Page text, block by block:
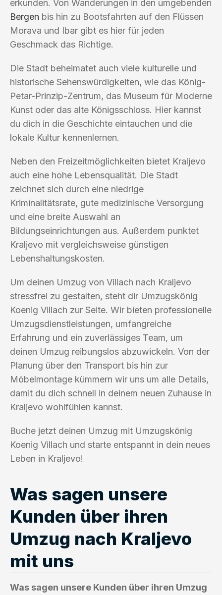
erkunden. Von Wanderungen in den umgebenden
Bergen bis hin zu Bootsfahrten auf den Flüssen
Morava und Ibar gibt es hier für jeden
Geschmack das Richtige.
Die Stadt beheimatet auch viele kulturelle und
historische Sehenswürdigkeiten, wie das König-
Petar-Prinzip-Zentrum, das Museum für Moderne
Kunst oder das alte Königsschloss. Hier kannst
du dich in die Geschichte eintauchen und die
lokale Kultur kennenlernen.
Neben den Freizeitmöglichkeiten bietet Kraljevo
auch eine hohe Lebensqualität. Die Stadt
zeichnet sich durch eine niedrige
Kriminalitätsrate, gute medizinische Versorgung
und eine breite Auswahl an
Bildungseinrichtungen aus. Außerdem punktet
Kraljevo mit vergleichsweise günstigen
Lebenshaltungskosten.
Um deinen Umzug von Villach nach Kraljevo
stressfrei zu gestalten, steht dir Umzugskönig
Koenig Villach zur Seite. Wir bieten professionelle
Umzugsdienstleistungen, umfangreiche
Erfahrung und ein zuverlässiges Team, um
deinen Umzug reibungslos abzuwickeln. Von der
Planung über den Transport bis hin zur
Möbelmontage kümmern wir uns um alle Details,
damit du dich schnell in deinem neuen Zuhause in
Kraljevo wohlfühlen kannst.
Buche jetzt deinen Umzug mit Umzugskönig
Koenig Villach und starte entspannt in dein neues
Leben in Kraljevo!
Was sagen unsere
Kunden über ihren
Umzug nach Kraljevo
mit uns
Was sagen unsere Kunden über ihren Umzug